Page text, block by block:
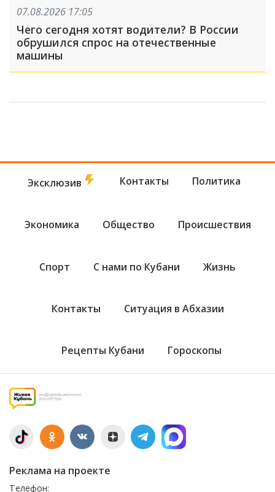
07.08.2026 17:05
Чего сегодня хотят водители? В России
обрушился спрос на отечественные
машины
Эксклюзив Контакты Политика
Экономика Общество Происшествия
Спорт С нами по Кубани Жизнь
Контакты Ситуация в Абхазии
Рецепты Кубани Гороскопы
Реклама на проекте
Телефон: